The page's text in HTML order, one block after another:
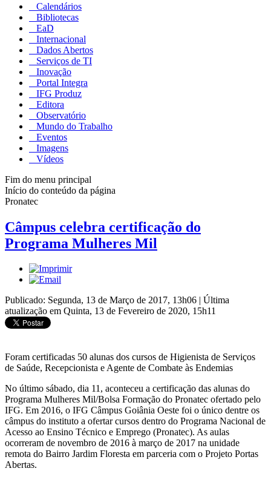
Calendários
Bibliotecas
EaD
Internacional
Dados Abertos
Serviços de TI
Inovação
Portal Integra
IFG Produz
Editora
Observatório
Mundo do Trabalho
Eventos
Imagens
Vídeos
Fim do menu principal
Início do conteúdo da página
Pronatec
Câmpus celebra certificação do
Programa Mulheres Mil
Publicado: Segunda, 13 de Março de 2017, 13h06 | Última
atualização em Quinta, 13 de Fevereiro de 2020, 15h11
Foram certificadas 50 alunas dos cursos de Higienista de Serviços
de Saúde, Recepcionista e Agente de Combate às Endemias
No último sábado, dia 11, aconteceu a certificação das alunas do
Programa Mulheres Mil/Bolsa Formação do Pronatec ofertado pelo
IFG. Em 2016, o IFG Câmpus Goiânia Oeste foi o único dentre os
câmpus do instituto a ofertar cursos dentro do Programa Nacional de
Acesso ao Ensino Técnico e Emprego (Pronatec). As aulas
ocorreram de novembro de 2016 à março de 2017 na unidade
remota do Bairro Jardim Floresta em parceria com o Projeto Portas
Abertas.